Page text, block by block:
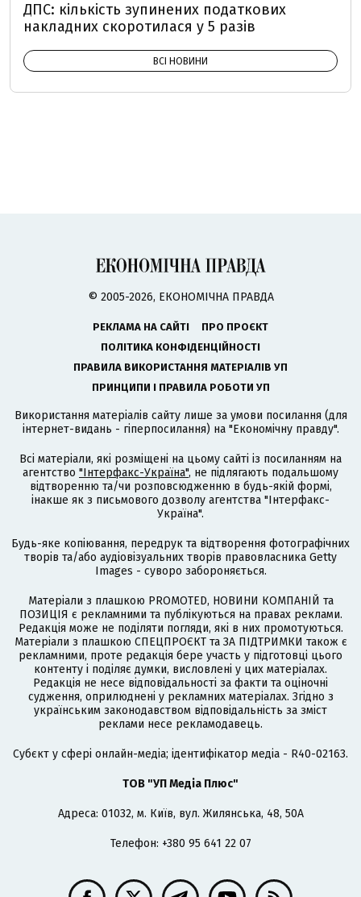
ДПС: кількість зупинених податкових
накладних скоротилася у 5 разів
ВСІ НОВИНИ
© 2005-2026, ЕКОНОМІЧНА ПРАВДА
РЕКЛАМА НА САЙТІ
ПРО ПРОЄКТ
ПОЛІТИКА КОНФІДЕНЦІЙНОСТІ
ПРАВИЛА ВИКОРИСТАННЯ МАТЕРІАЛІВ УП
ПРИНЦИПИ І ПРАВИЛА РОБОТИ УП
Використання матеріалів сайту лише за умови посилання (для
інтернет-видань - гіперпосилання) на "Економічну правду".
Всі матеріали, які розміщені на цьому сайті із посиланням на
агентство "Інтерфакс-Україна", не підлягають подальшому
відтворенню та/чи розповсюдженню в будь-якій формі,
інакше як з письмового дозволу агентства "Інтерфакс-
Україна".
Будь-яке копіювання, передрук та відтворення фотографічних
творів та/або аудіовізуальних творів правовласника Getty
Images - суворо забороняється.
Матеріали з плашкою PROMOTED, НОВИНИ КОМПАНІЙ та
ПОЗИЦІЯ є рекламними та публікуються на правах реклами.
Редакція може не поділяти погляди, які в них промотуються.
Матеріали з плашкою СПЕЦПРОЄКТ та ЗА ПІДТРИМКИ також є
рекламними, проте редакція бере участь у підготовці цього
контенту і поділяє думки, висловлені у цих матеріалах.
Редакція не несе відповідальності за факти та оціночні
судження, оприлюднені у рекламних матеріалах. Згідно з
українським законодавством відповідальність за зміст
реклами несе рекламодавець.
Cубєкт у сфері онлайн-медіа; ідентифікатор медіа - R40-02163.
ТОВ "УП Медіа Плюс"
Адреса: 01032, м. Київ, вул. Жилянська, 48, 50А
Телефон: +380 95 641 22 07